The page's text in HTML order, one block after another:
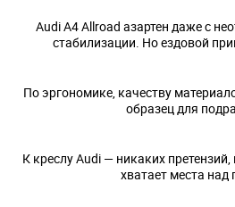
Audi A4 Allroad азартен даже с
стабилизации. Но ездовой
По эргономике, качеству
образец для
К креслу Audi — никаких
хватает места над